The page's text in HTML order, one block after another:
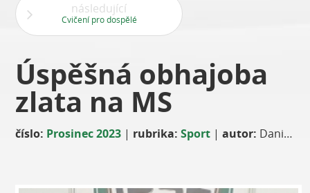
následující
Cvičení pro dospělé
Úspěšná obhajoba
zlata na MS
číslo: Prosinec 2023 | rubrika: Sport |autor: Daniela Čaloudová